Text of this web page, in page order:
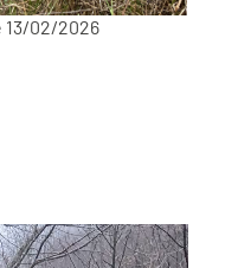
13/02/2026